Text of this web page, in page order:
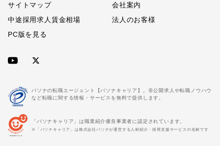
サイトマップ
会社案内
中途採用求人賃金相場
法人のお客様
PC版を見る
パソナの転職エージェント【パソナキャリア】。非公開求人や転職ノウハウ
など転職に関する情報・サービスを無料で提供します。
「パソナキャリア」は職業紹介優良事業者に認定されています。
※「パソナキャリア」は株式会社パソナが運営する人材紹介・採用支援サービスの名称です